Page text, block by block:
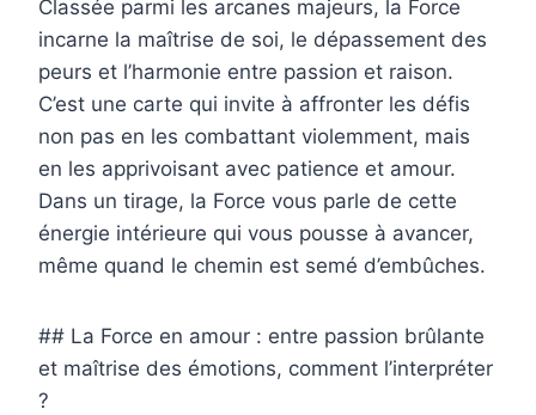
Classée parmi les arcanes majeurs, la Force
incarne la maîtrise de soi, le dépassement des
peurs et l’harmonie entre passion et raison.
C’est une carte qui invite à affronter les défis
non pas en les combattant violemment, mais
en les apprivoisant avec patience et amour.
Dans un tirage, la Force vous parle de cette
énergie intérieure qui vous pousse à avancer,
même quand le chemin est semé d’embûches.
## La Force en amour : entre passion brûlante
et maîtrise des émotions, comment l’interpréter
?